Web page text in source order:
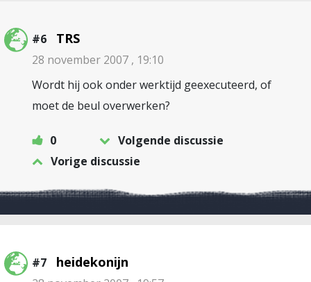
#6 TRS
28 november 2007 , 19:10
Wordt hij ook onder werktijd geexecuteerd, of
moet de beul overwerken?
0
Volgende discussie
Vorige discussie
#7 heidekonijn